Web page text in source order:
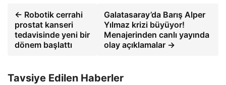
← Robotik cerrahi
prostat kanseri
tedavisinde yeni bir
dönem başlattı
Galatasaray’da Barış Alper
Yılmaz krizi büyüyor!
Menajerinden canlı yayında
olay açıklamalar →
Tavsiye Edilen Haberler